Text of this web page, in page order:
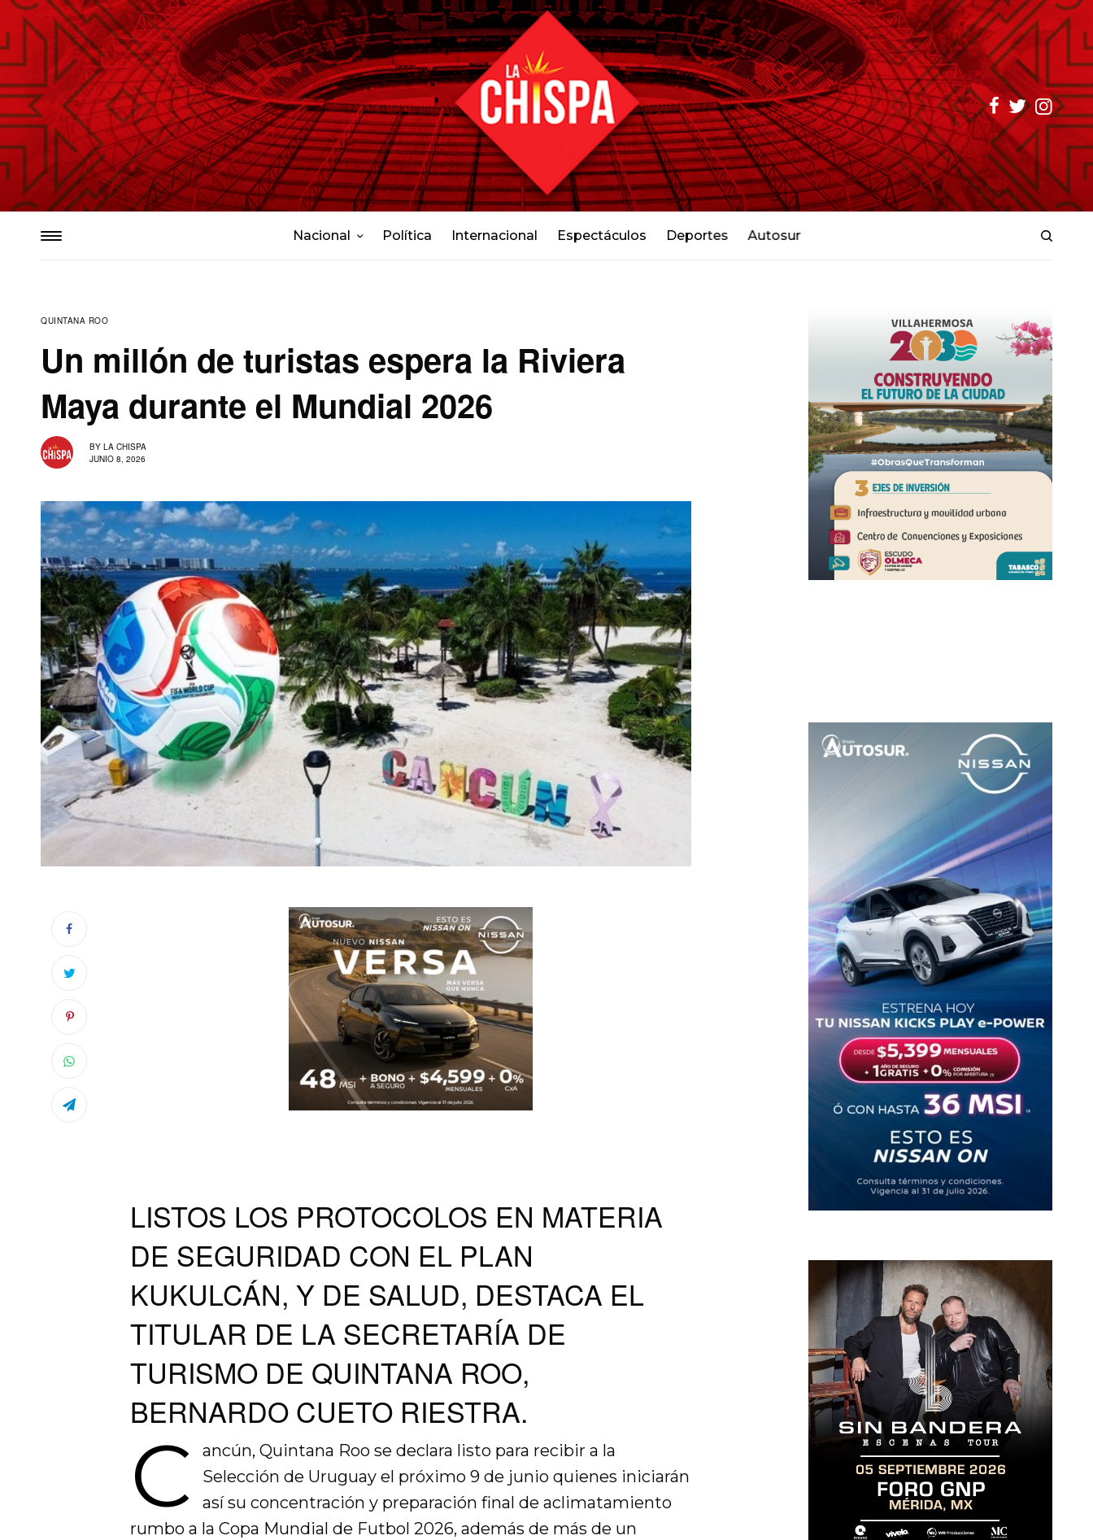
Nacional Política Internacional Espectáculos Deportes Autosur
QUINTANA ROO
Un millón de turistas espera la Riviera
Maya durante el Mundial 2026
BY LA CHISPA
JUNIO 8, 2026
LISTOS LOS PROTOCOLOS EN MATERIA
DE SEGURIDAD CON EL PLAN
KUKULCÁN, Y DE SALUD, DESTACA EL
TITULAR DE LA SECRETARÍA DE
TURISMO DE QUINTANA ROO,
BERNARDO CUETO RIESTRA.
C
ancún, Quintana Roo se declara listo para recibir a la
Selección de Uruguay el próximo 9 de junio quienes iniciarán
así su concentración y preparación final de aclimatamiento
rumbo a la Copa Mundial de Futbol 2026, además de más de un